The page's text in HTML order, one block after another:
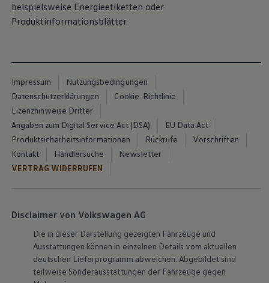
beispielsweise Energieetiketten oder
Produktinformationsblätter.
Impressum
Nutzungsbedingungen
Datenschutzerklärungen
Cookie-Richtlinie
Lizenzhinweise Dritter
Angaben zum Digital Service Act (DSA)
EU Data Act
Produktsicherheitsinformationen
Rückrufe
Vorschriften
Kontakt
Händlersuche
Newsletter
VERTRAG WIDERRUFEN
Disclaimer von Volkswagen AG
Die in dieser Darstellung gezeigten Fahrzeuge und
Ausstattungen können in einzelnen Details vom aktuellen
deutschen Lieferprogramm abweichen. Abgebildet sind
teilweise Sonderausstattungen der Fahrzeuge gegen